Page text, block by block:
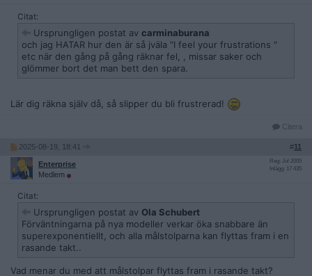
Citat:
Ursprungligen postat av carminaburana
och jag HATAR hur den är så jväla "I feel your frustrations "
etc när den gång på gång räknar fel, , missar saker och
glömmer bort det man bett den spara.
Lär dig räkna själv då, så slipper du bli frustrerad!
Citera
2025-08-19, 18:41 #11
Enterprise
Medlem
Reg: Jul 2005
Inlägg: 17 435
Citat:
Ursprungligen postat av Ola Schubert
Förväntningarna på nya modeller verkar öka snabbare än
superexponentiellt, och alla målstolparna kan flyttas fram i en
rasande takt..
Vad menar du med att målstolpar flyttas fram i rasande takt?